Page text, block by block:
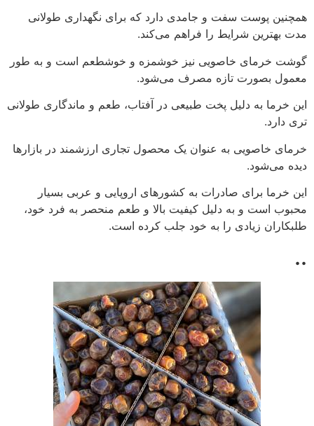
همچنین پوست سفت و جامدی دارد که برای نگهداری طولانی
مدت بهترین شرایط را فراهم می‌کند.
گوشت خرمای خاصویی نیز خوشمزه و خوشطعم است و به طور
معمول بصورت تازه مصرف می‌شود.
این خرما به دلیل پخت طبیعی در آفتاب، طعم و ماندگاری طولانی
تری دارد.
خرمای خاصویی به عنوان یک محصول تجاری ارزشمند در بازارها
دیده می‌شود.
این خرما برای صادرات به کشورهای اروپایی و عربی بسیار
محبوب است و به دلیل کیفیت بالا و طعم منحصر به فرد خود،
طلبکاران زیادی را به خود جلب کرده است.
..